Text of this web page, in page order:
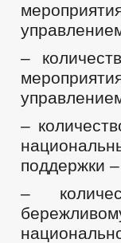
–
–
поддержки –
–